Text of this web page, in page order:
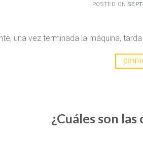
POSTED ON
una vez terminada la máquina,
¿Cuáles son